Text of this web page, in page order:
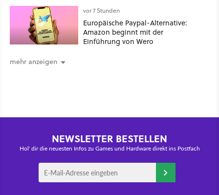
vor 7 Stunden
Europäische Paypal-Alternative:
Amazon beginnt mit der
Einführung von Wero
mehr anzeigen
NEWSLETTER BESTELLEN
Hol' dir die neuesten Infos zu Games und Hardware direkt ins Postfach